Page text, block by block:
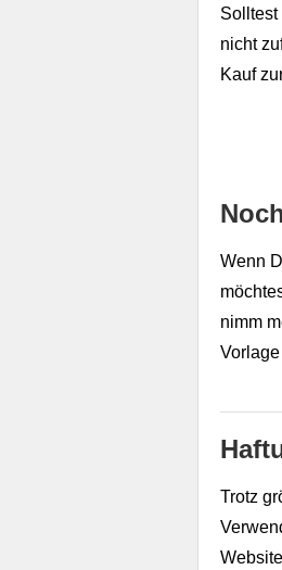
Solltest
nicht
Kauf
Wenn
nimm
Trotz